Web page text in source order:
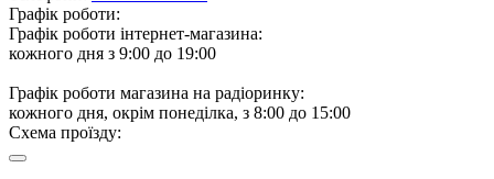
Графік роботи:
Графік роботи інтернет-магазина:
кожного дня з 9:00 до 19:00
Графік роботи магазина на радіоринку:
кожного дня, окрім понеділка, з 8:00 до 15:00
Схема проїзду: